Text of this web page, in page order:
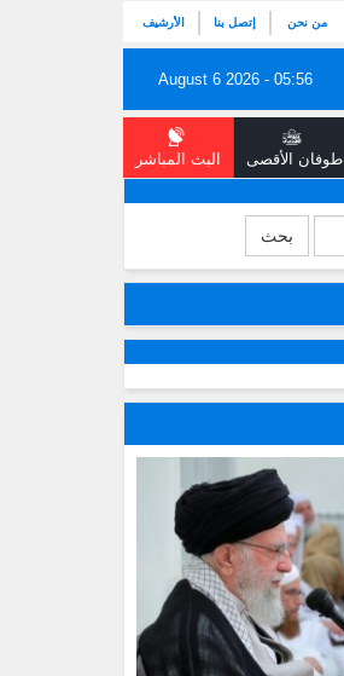
من نحن إتصل بنا الأرشيف
August 6 2026 - 05:56
طوفان الأقصى البث المباشر
بحث